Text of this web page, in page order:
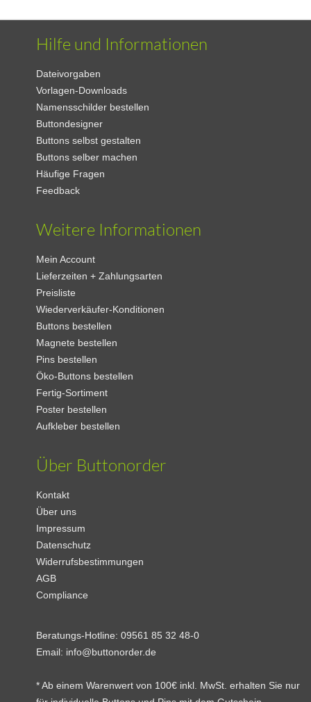
Hilfe und Informationen
Dateivorgaben
Vorlagen-Downloads
Namensschilder bestellen
Buttondesigner
Buttons selbst gestalten
Buttons selber machen
Häufige Fragen
Feedback
Weitere Informationen
Mein Account
Lieferzeiten + Zahlungsarten
Preisliste
Wiederverkäufer-Konditionen
Buttons bestellen
Magnete bestellen
Pins bestellen
Öko-Buttons bestellen
Fertig-Sortiment
Poster bestellen
Aufkleber bestellen
Über Buttonorder
Kontakt
Über uns
Impressum
Datenschutz
Widerrufsbestimmungen
AGB
Compliance
Beratungs-Hotline:09561 85 32 48-0
Email: info@buttonorder.de
* Ab einem Warenwert von 100€ inkl. MwSt. erhalten Sie nur